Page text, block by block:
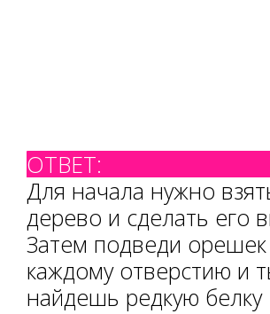
ОТВЕТ:
Для начала нужно
дерево и сделать его
Затем подведи орешек
каждому отверстию и
найдешь редкую белку